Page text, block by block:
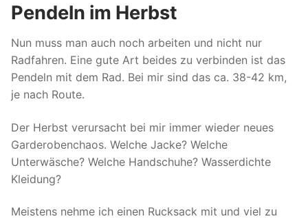
Pendeln im Herbst
Nun muss man auch noch arbeiten und nicht nur
Radfahren. Eine gute Art beides zu verbinden ist das
Pendeln mit dem Rad. Bei mir sind das ca. 38-42 km,
je nach Route.
Der Herbst verursacht bei mir immer wieder neues
Garderobenchaos. Welche Jacke? Welche
Unterwäsche? Welche Handschuhe? Wasserdichte
Kleidung?
Meistens nehme ich einen Rucksack mit und viel zu